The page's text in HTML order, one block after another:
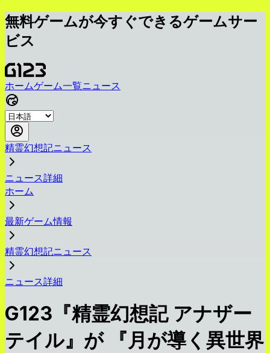
無料ゲームが今すぐできるゲームサー
ビス
ホームゲーム一覧ニュース
精霊幻想記ニュース
ニュース詳細
ホーム
最新ゲーム情報
精霊幻想記ニュース
ニュース詳細
G123『精霊幻想記 アナザー
テイル』が 『月が導く異世界